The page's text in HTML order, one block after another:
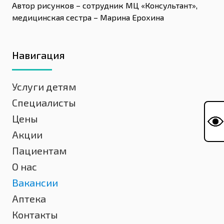
Автор рисунков – сотрудник МЦ «Консультант»,
медицинская сестра – Марина Ерохина
Навигация
Услуги детям
Специалисты
Цены
Акции
Пациентам
О нас
Вакансии
Аптека
Контакты